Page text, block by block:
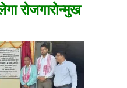
रोजगारोन्मुख